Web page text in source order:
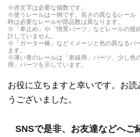
直線レールから分かれるレール
ルは曲線レール１本と同じ長さ
※赤文字は必要な個数です。
※使うレールは一例です。長さの異なるレール
時は必要なレールや部品数は異なります。
※「車止め」や「情景パーツ」などレールの接
計していません。
※「ガーター橋」などイメージと色の異なるパ
ます。
※薄い青のレールは「単線用」パーツ、少し色
用」パーツを示しています。
お役に立ちますと幸いです。お
うございました。
SNSで是非、お友達などへご